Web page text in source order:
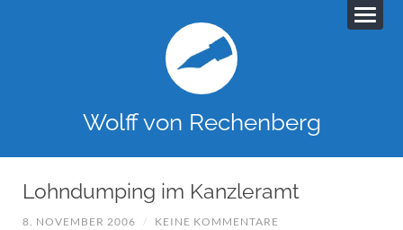
Wolff von Rechenberg
Lohndumping im Kanzleramt
8. NOVEMBER 2006 / KEINE KOMMENTARE